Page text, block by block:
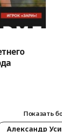
Показать
Александр